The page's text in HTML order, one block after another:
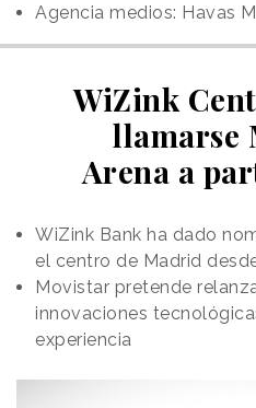
Agencia medios: Havas
WiZink
llamarse
Arena a
WiZink Bank ha dado
el centro de Madrid
Movistar pretende
innovaciones
experiencia